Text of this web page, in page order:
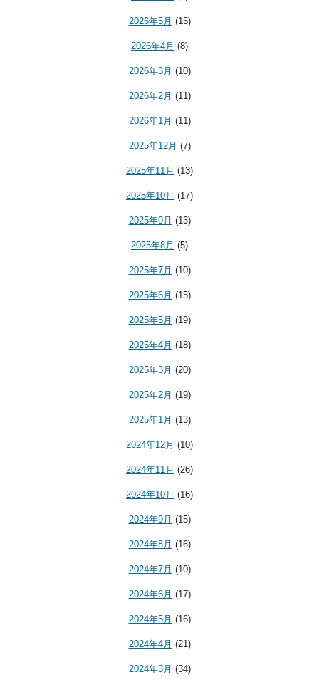
2026年5月 (15)
2026年4月 (8)
2026年3月 (10)
2026年2月 (11)
2026年1月 (11)
2025年12月 (7)
2025年11月 (13)
2025年10月 (17)
2025年9月 (13)
2025年8月 (5)
2025年7月 (10)
2025年6月 (15)
2025年5月 (19)
2025年4月 (18)
2025年3月 (20)
2025年2月 (19)
2025年1月 (13)
2024年12月 (10)
2024年11月 (26)
2024年10月 (16)
2024年9月 (15)
2024年8月 (16)
2024年7月 (10)
2024年6月 (17)
2024年5月 (16)
2024年4月 (21)
2024年3月 (34)